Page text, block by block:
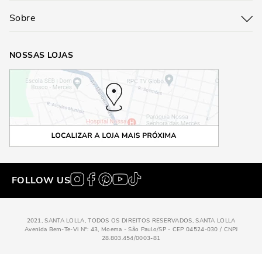
Sobre
NOSSAS LOJAS
FOLLOW US
2021, SANTA LOLLA, TODOS OS DIREITOS RESERVADOS, SANTA LOLLA
Avenida Bem-Te-Vi N°: 43, Moema - São Paulo/SP - CEP 04524-030 / CNPJ
28.803.454/0003-81